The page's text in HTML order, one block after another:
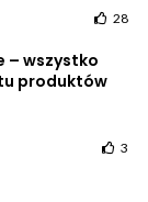
28
– wszystko
produktów
3